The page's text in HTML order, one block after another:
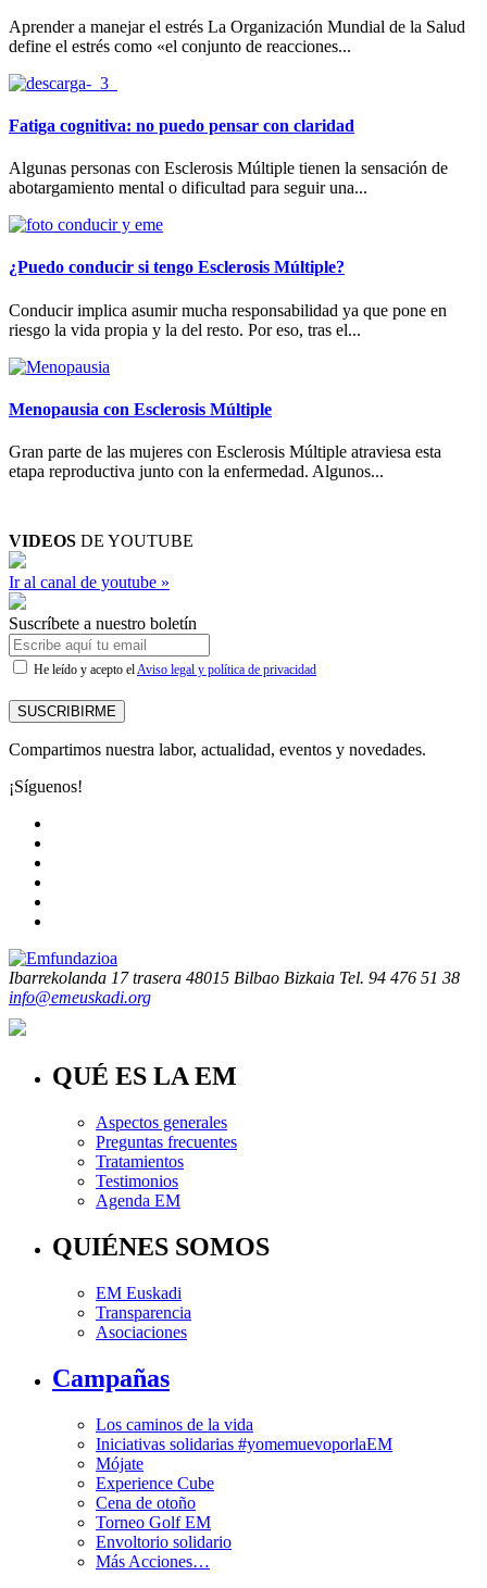
Aprender a manejar el estrés La Organización Mundial de la Salud
define el estrés como «el conjunto de reacciones...
Fatiga cognitiva: no puedo pensar con claridad
Algunas personas con Esclerosis Múltiple tienen la sensación de
abotargamiento mental o dificultad para seguir una...
¿Puedo conducir si tengo Esclerosis Múltiple?
Conducir implica asumir mucha responsabilidad ya que pone en
riesgo la vida propia y la del resto. Por eso, tras el...
Menopausia con Esclerosis Múltiple
Gran parte de las mujeres con Esclerosis Múltiple atraviesa esta
etapa reproductiva junto con la enfermedad. Algunos...
VIDEOS DE YOUTUBE
Ir al canal de youtube »
Suscríbete a nuestro boletín
He leído y acepto elAviso legal y política de privacidad
SUSCRIBIRME
Compartimos nuestra labor, actualidad, eventos y novedades.
¡Síguenos!
Ibarrekolanda 17 trasera 48015 Bilbao Bizkaia Tel. 94 476 51 38
info@emeuskadi.org
QUÉ ES LA EM
Aspectos generales
Preguntas frecuentes
Tratamientos
Testimonios
Agenda EM
QUIÉNES SOMOS
EM Euskadi
Transparencia
Asociaciones
Campañas
Los caminos de la vida
Iniciativas solidarias #yomemuevoporlaEM
Mójate
Experience Cube
Cena de otoño
Torneo Golf EM
Envoltorio solidario
Más Acciones…